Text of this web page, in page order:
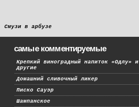
Смузи в арбузе
самые комментируемые
Крепкий виноградный напиток «Одлу» и
другие
Домашний сливочный ликер
Писко Сауэр
Шампанское